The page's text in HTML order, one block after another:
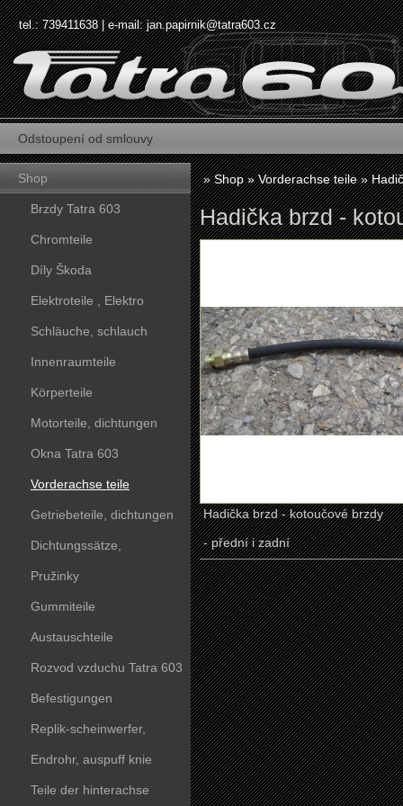
tel.: 739411638 | e-mail:jan.papirnik@tatra603.cz
Odstoupení od smlouvy
Shop
Brzdy Tatra 603
Chromteile
Díly Škoda
Elektroteile , Elektro
Schläuche, schlauch
Innenraumteile
Körperteile
Motorteile, dichtungen
Okna Tatra 603
Vorderachse teile
Getriebeteile, dichtungen
Dichtungssätze,
dichtungskörper
Pružinky
Gummiteile
Austauschteile
Rozvod vzduchu Tatra 603
Befestigungen
Replik-scheinwerfer,
kunststoffteile
Endrohr, auspuff knie
Teile der hinterachse
»Shop»Vorderachse teile»
Hadička brzd -
Hadička brzd - kotoučové brzdy
- přední i zadní